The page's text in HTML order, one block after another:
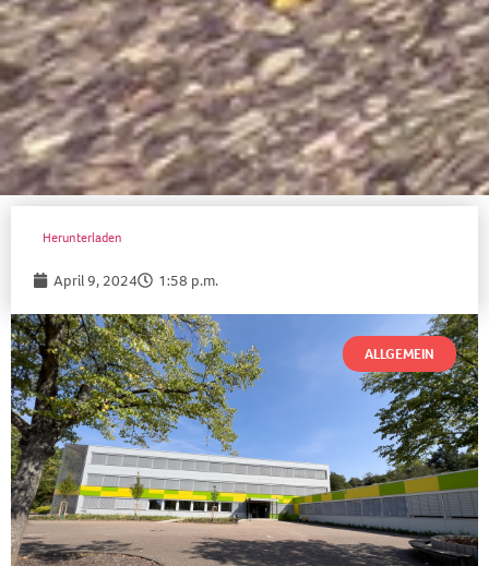
Herunterladen
April 9, 2024 1:58 p.m.
ALLGEMEIN